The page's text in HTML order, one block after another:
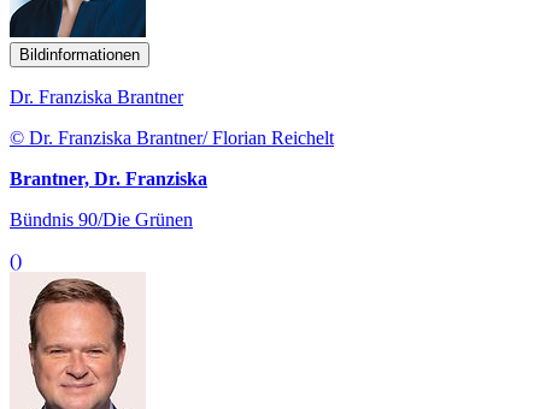
Bildinformationen
Dr. Franziska Brantner
© Dr. Franziska Brantner/ Florian Reichelt
Brantner, Dr. Franziska
Bündnis 90/Die Grünen
()